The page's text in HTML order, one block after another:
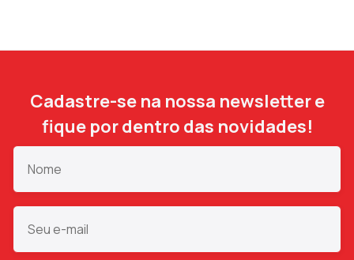
Cadastre-se na nossa newsletter e
fique por dentro das novidades!